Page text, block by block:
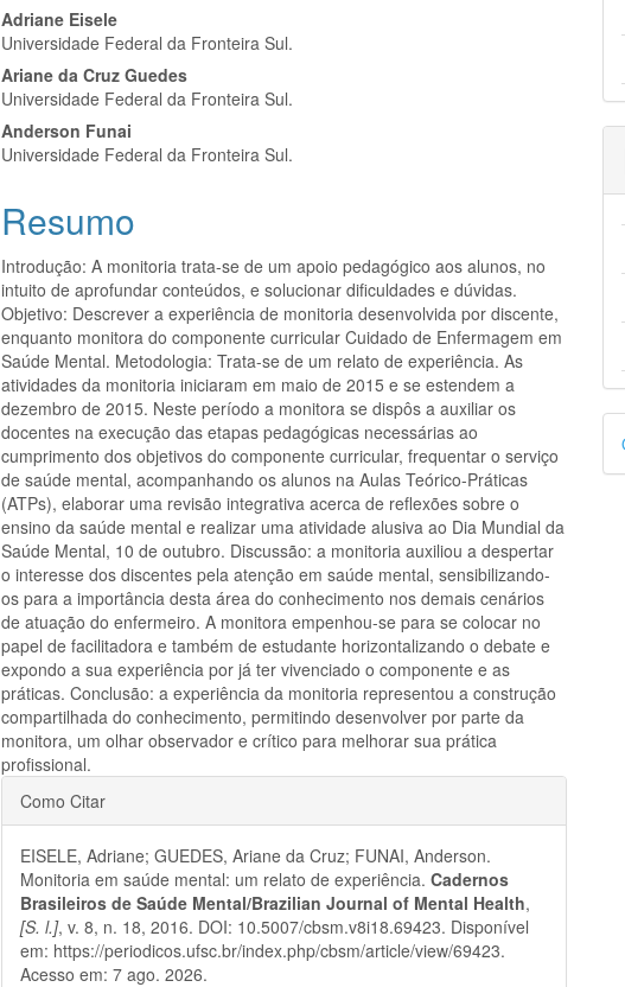
Conteúdo
do
artigo
principal
Adriane Eisele
Universidade Federal da Fronteira Sul.
Ariane da Cruz Guedes
Universidade Federal da Fronteira Sul.
Anderson Funai
Universidade Federal da Fronteira Sul.
Resumo
Introdução: A monitoria trata-se de um apoio pedagógico aos alunos, no
intuito de aprofundar conteúdos, e solucionar dificuldades e dúvidas.
Objetivo: Descrever a experiência de monitoria desenvolvida por discente,
enquanto monitora do componente curricular Cuidado de Enfermagem em
Saúde Mental. Metodologia: Trata-se de um relato de experiência. As
atividades da monitoria iniciaram em maio de 2015 e se estendem a
dezembro de 2015. Neste período a monitora se dispôs a auxiliar os
docentes na execução das etapas pedagógicas necessárias ao
cumprimento dos objetivos do componente curricular, frequentar o serviço
de saúde mental, acompanhando os alunos na Aulas Teórico-Práticas
(ATPs), elaborar uma revisão integrativa acerca de reflexões sobre o
ensino da saúde mental e realizar uma atividade alusiva ao Dia Mundial da
Saúde Mental, 10 de outubro. Discussão: a monitoria auxiliou a despertar
o interesse dos discentes pela atenção em saúde mental, sensibilizando-
os para a importância desta área do conhecimento nos demais cenários
de atuação do enfermeiro. A monitora empenhou-se para se colocar no
papel de facilitadora e também de estudante horizontalizando o debate e
expondo a sua experiência por já ter vivenciado o componente e as
práticas. Conclusão: a experiência da monitoria representou a construção
compartilhada do conhecimento, permitindo desenvolver por parte da
monitora, um olhar observador e crítico para melhorar sua prática
profissional.
Detalhes
do
artigo
Como Citar
EISELE, Adriane; GUEDES, Ariane da Cruz; FUNAI, Anderson.
Monitoria em saúde mental: um relato de experiência.Cadernos
Brasileiros de Saúde Mental/Brazilian Journal of Mental Health,
[S. l.], v. 8, n. 18, 2016. DOI: 10.5007/cbsm.v8i18.69423. Disponível
em: https://periodicos.ufsc.br/index.php/cbsm/article/view/69423.
Acesso em: 7 ago. 2026.